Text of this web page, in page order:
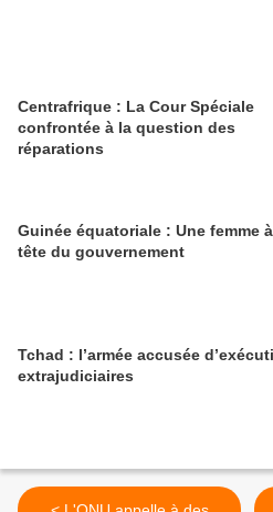
Centrafrique : La Cour Spéciale
confrontée à la question des
réparations
Guinée équatoriale : Une femme
tête du gouvernement
Tchad : l’armée accusée
extrajudiciaires